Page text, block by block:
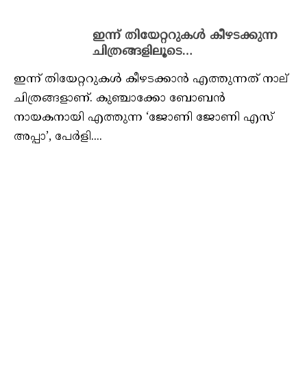
ഇന്ന് തിയേറ്ററുകൾ കീഴടക്കുന്ന
ചിത്രങ്ങളിലൂടെ…
ഇന്ന് തിയേറ്ററുകൾ കീഴടക്കാൻ എത്തുന്നത് നാല്
ചിത്രങ്ങളാണ്. കുഞ്ചാക്കോ ബോബൻ
നായകനായി എത്തുന്ന ‘ജോണി ജോണി എസ്
അപ്പാ’, പേര്‍ളി....